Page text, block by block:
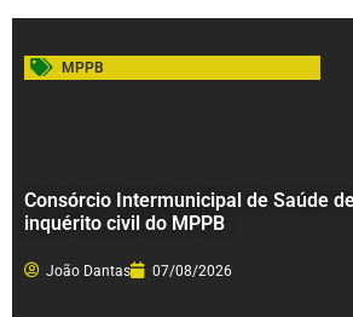
MPPB
Consórcio Intermunicipal de Saúde
inquérito civil do MPPB
João Dantas 07/08/2026